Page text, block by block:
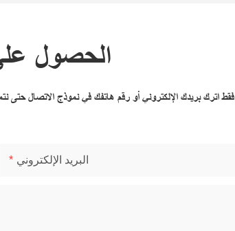
الحصول
فقط اترك بريدك الإلكتروني أو رقم هاتفك في نموذج الاتصال
البريد الإلكتروني